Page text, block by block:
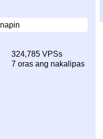
324,785 VPSs
7 oras ang nakalipas